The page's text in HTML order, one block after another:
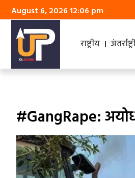
August 6, 2026 12:06 pm
राष्ट्रीय
#GangRape: